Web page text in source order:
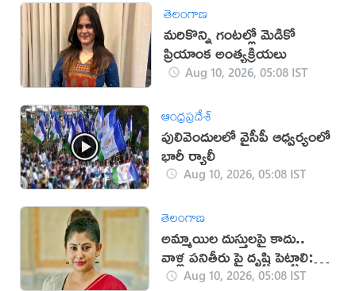
తెలంగాణ
మరికొన్ని గంటల్లో మెడికో
ప్రియాంక అంత్యక్రియలు
Aug 10, 2026, 05:08 IST
ఆంధ్రప్రదేశ్
పులివెందులలో వైసీపీ ఆధ్వర్యంలో
భారీ ర్యాలీ
Aug 10, 2026, 05:08 IST
తెలంగాణ
అమ్మాయిల దుస్తులపై కాదు..
వాళ్ల పనితీరు పై దృష్టి పెట్టాలి:
స్మీతా సబర్వాల్
Aug 10, 2026, 05:08 IST